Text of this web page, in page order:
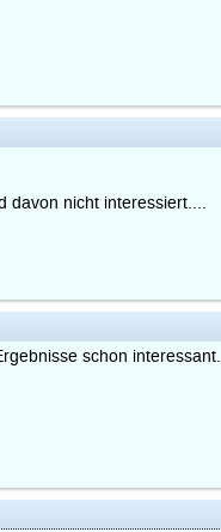
davon nicht interessiert....
schon interessant.